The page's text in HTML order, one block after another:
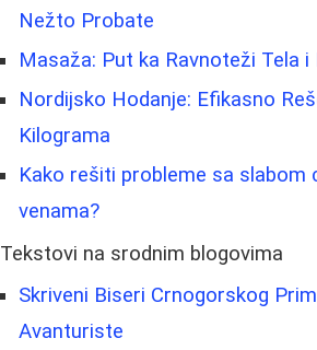
Nežto Probate
Masaža: Put ka Ravnoteži Tela i
Nordijsko Hodanje: Efikasno
Kilograma
Kako rešiti probleme sa slabom
venama?
Tekstovi na srodnim blogovima
Skriveni Biseri Crnogorskog
Avanturiste